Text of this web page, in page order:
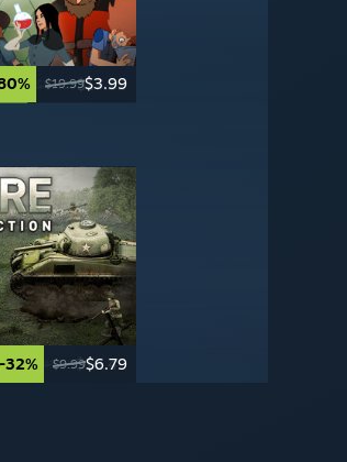
$19.99$3.99
-32% $9.99$6.79
$59.99$17.99
$49.99$16.49
$49.99$4.99
$19.99$4.99
$69.99$23.09
$7.99$3.99